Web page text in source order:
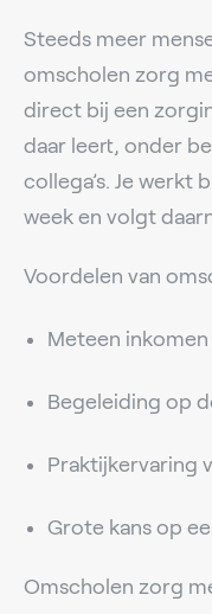
Steeds meer
omscholen zorg
direct bij een
daar leert, onder
collega’s. Je
week en volgt
Voordelen van
Meteen
Begeleiding op
Praktijkervaring
Grote kans op
Omscholen zorg